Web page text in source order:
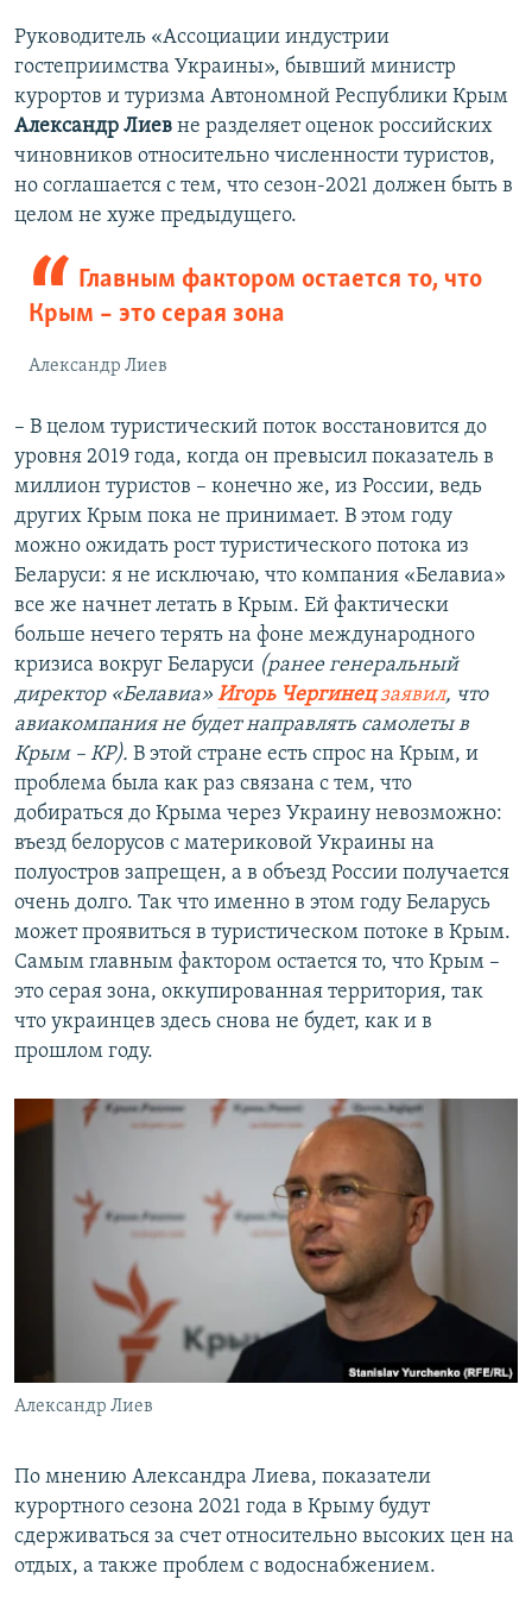
д
ы
д
у
щ
и
й
д
у
ю
щ
и
й
с
а
д
Руководитель «Ассоциации индустрии
гостеприимства Украины», бывший министр
курортов и туризма Автономной Республики Крым
Александр Лиев не разделяет оценок российских
чиновников относительно численности туристов,
но соглашается с тем, что сезон-2021 должен быть в
целом не хуже предыдущего.
Главным фактором остается то, что
Крым – это серая зона
Александр Лиев
– В целом туристический поток восстановится до
уровня 2019 года, когда он превысил показатель в
миллион туристов – конечно же, из России, ведь
других Крым пока не принимает. В этом году
можно ожидать рост туристического потока из
Беларуси: я не исключаю, что компания «Белавиа»
все же начнет летать в Крым. Ей фактически
больше нечего терять на фоне международного
кризиса вокруг Беларуси (ранее генеральный
директор «Белавиа» Игорь Чергинецзаявил, что
авиакомпания не будет направлять самолеты в
Крым – КР). В этой стране есть спрос на Крым, и
проблема была как раз связана с тем, что
добираться до Крыма через Украину невозможно:
въезд белорусов с материковой Украины на
полуостров запрещен, а в объезд России получается
очень долго. Так что именно в этом году Беларусь
может проявиться в туристическом потоке в Крым.
Самым главным фактором остается то, что Крым –
это серая зона, оккупированная территория, так
что украинцев здесь снова не будет, как и в
прошлом году.
Александр Лиев
По мнению Александра Лиева, показатели
курортного сезона 2021 года в Крыму будут
сдерживаться за счет относительно высоких цен на
отдых, а также проблем с водоснабжением.